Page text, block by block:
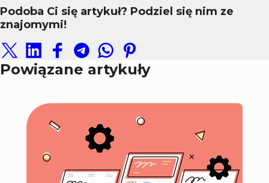
Podoba Ci się artykuł? Podziel się nim ze
znajomymi!
Powiązane artykuły